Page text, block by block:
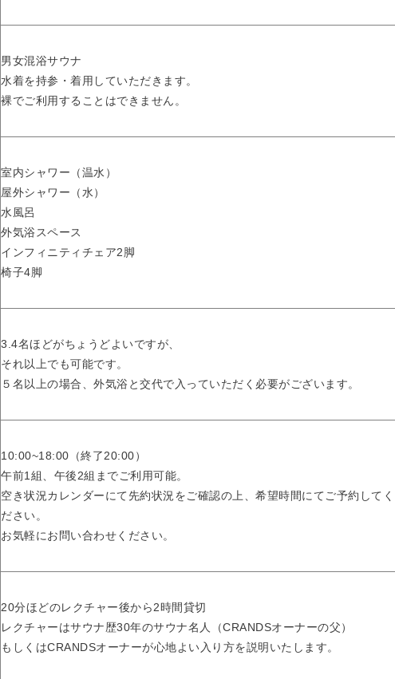
男女混浴サウナ
水着を持参・着用していただきます。
裸でご利用することはできません。
室内シャワー（温水）
屋外シャワー（水）
水風呂
外気浴スペース
インフィニティチェア2脚
椅子4脚
3.4名ほどがちょうどよいですが、
それ以上でも可能です。
５名以上の場合、外気浴と交代で入っていただく必要がございます。
10:00~18:00（終了20:00）
午前1組、午後2組までご利用可能。
空き状況カレンダーにて先約状況をご確認の上、希望時間にてご予約してく
ださい。
お気軽にお問い合わせください。
20分ほどのレクチャー後から2時間貸切
レクチャーはサウナ歴30年のサウナ名人（CRANDSオーナーの父）
もしくはCRANDSオーナーが心地よい入り方を説明いたします。